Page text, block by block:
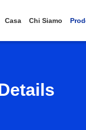
Casa Chi Siamo